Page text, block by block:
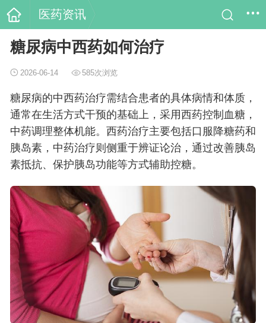
医药资讯
糖尿病中西药如何治疗
2026-06-14 585次浏览
糖尿病的中西药治疗需结合患者的具体病情和体质，
通常在生活方式干预的基础上，采用西药控制血糖，
中药调理整体机能。西药治疗主要包括口服降糖药和
胰岛素，中药治疗则侧重于辨证论治，通过改善胰岛
素抵抗、保护胰岛功能等方式辅助控糖。